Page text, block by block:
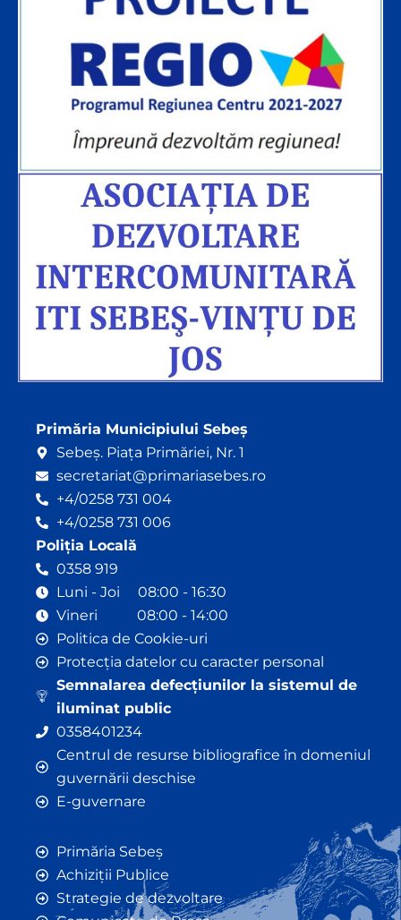
Primăria Municipiului Sebeș
Sebeș. Piața Primăriei, Nr. 1
secretariat@primariasebes.ro
+4/0258 731 004
+4/0258 731 006
Poliția Locală
0358 919
Luni - Joi 08:00 - 16:30
Vineri 08:00 - 14:00
Politica de Cookie-uri
Protecția datelor cu caracter personal
Semnalarea defecțiunilor la sistemul de
iluminat public
0358401234
Centrul de resurse bibliografice în domeniul
guvernării deschise
E-guvernare
Primăria Sebeș
Achiziții Publice
Strategie de dezvoltare